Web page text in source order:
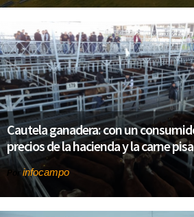
Cautela ganadera: con un
precios de la hacienda y la carne
Por infocampo